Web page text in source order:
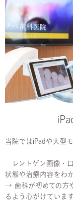
当院ではiPadや大型
レントゲン画像・
状態や治療内容をわ
→ 歯科が初めての方
るよう心がけています